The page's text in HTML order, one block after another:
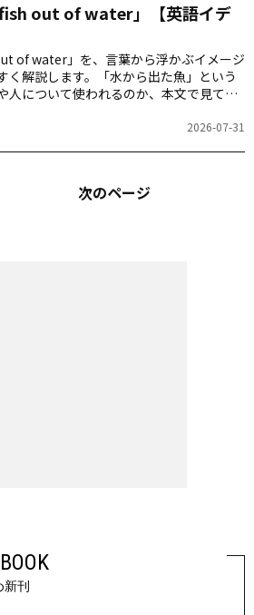
out of water」【英語イデ
of water」を、言葉から浮かぶイメージ
く解説します。「水から出た魚」という
人について使われるのか、本文で見てい
2026-07-31
次のページ
刊